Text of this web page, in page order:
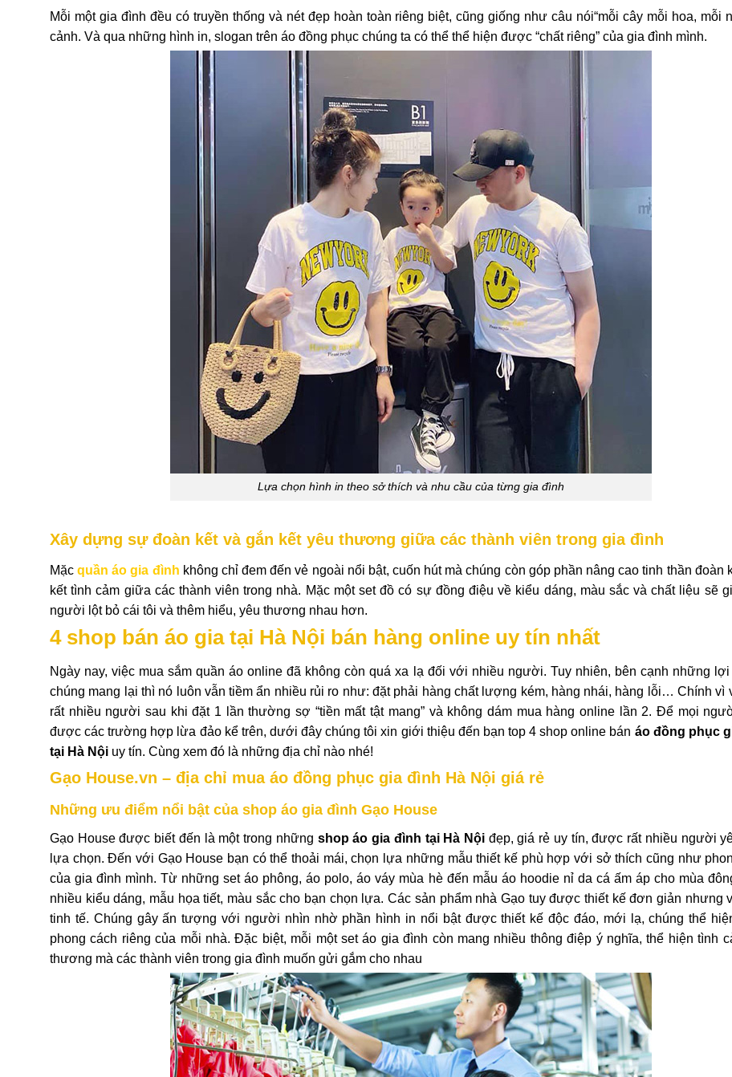
Mỗi một gia đình đều có truyền thống và nét đẹp hoàn toàn riêng biệt, cũng giống như câu nói“mỗi cây mỗi hoa, mỗi
cảnh. Và qua những hình in, slogan trên áo đồng phục chúng ta có thể thể hiện được “chất riêng” của gia đình mình.
Lựa chọn hình in theo sở thích và nhu cầu của từng gia đình
Xây dựng sự đoàn kết và gắn kết yêu thương giữa các thành viên trong gia đình
Mặcquần áo gia đình không chỉ đem đến vẻ ngoài nổi bật, cuốn hút mà chúng còn góp phần nâng cao tinh thần đoàn
kết tình cảm giữa các thành viên trong nhà. Mặc một set đồ có sự đồng điệu về kiểu dáng, màu sắc và chất liệu sẽ
người lột bỏ cái tôi và thêm hiểu, yêu thương nhau hơn.
4 shop bán áo gia tại Hà Nội bán hàng online uy tín nhất
Ngày nay, việc mua sắm quần áo online đã không còn quá xa lạ đối với nhiều người. Tuy nhiên, bên cạnh những lợi
chúng mang lại thì nó luôn vẫn tiềm ẩn nhiều rủi ro như: đặt phải hàng chất lượng kém, hàng nhái, hàng lỗi… Chính vì
rất nhiều người sau khi đặt 1 lần thường sợ “tiền mất tật mang” và không dám mua hàng online lần 2. Để mọi
được các trường hợp lừa đảo kể trên, dưới đây chúng tôi xin giới thiệu đến bạn top 4 shop online bán áo đồng phục
tại Hà Nội uy tín. Cùng xem đó là những địa chỉ nào nhé!
Gạo House.vn – địa chỉ mua áo đồng phục gia đình Hà Nội giá rẻ
Những ưu điểm nổi bật của shop áo gia đình Gạo House
Gạo House được biết đến là một trong những shop áo gia đình tại Hà Nộiđẹp, giá rẻ uy tín, được rất nhiều người
lựa chọn. Đến với Gạo House bạn có thể thoải mái, chọn lựa những mẫu thiết kế phù hợp với sở thích cũng như
của gia đình mình. Từ những set áo phông, áo polo, áo váy mùa hè đến mẫu áo hoodie nỉ da cá ấm áp cho mùa
nhiều kiểu dáng, mẫu họa tiết, màu sắc cho bạn chọn lựa. Các sản phẩm nhà Gạo tuy được thiết kế đơn giản nhưng
tinh tế. Chúng gây ấn tượng với người nhìn nhờ phần hình in nổi bật được thiết kế độc đáo, mới lạ, chúng thể
phong cách riêng của mỗi nhà. Đặc biệt, mỗi một set áo gia đình còn mang nhiều thông điệp ý nghĩa, thể hiện tình
thương mà các thành viên trong gia đình muốn gửi gắm cho nhau